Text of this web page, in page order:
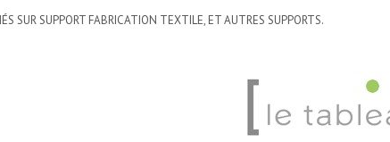
SUR SUPPORT FABRICATION TEXTILE, ET AUTRES SUPPORTS.